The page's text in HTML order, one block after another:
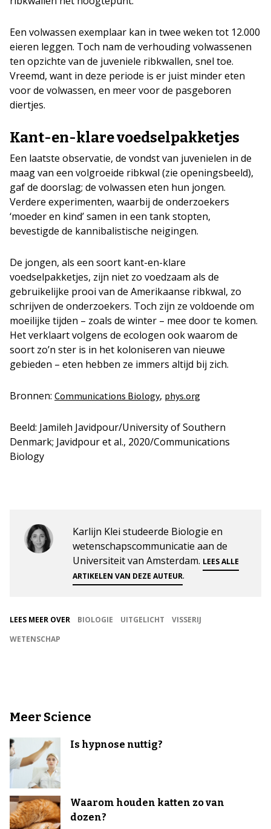
Een volwassen exemplaar kan in twee weken tot 12.000
eieren leggen. Toch nam de verhouding volwassenen
ten opzichte van de juveniele ribkwallen, snel toe.
Vreemd, want in deze periode is er juist minder eten
voor de volwassen, en meer voor de pasgeboren
diertjes.
Kant-en-klare voedselpakketjes
Een laatste observatie, de vondst van juvenielen in de
maag van een volgroeide ribkwal (zie openingsbeeld),
gaf de doorslag; de volwassen eten hun jongen.
Verdere experimenten, waarbij de onderzoekers
‘moeder en kind’ samen in een tank stopten,
bevestigde de kannibalistische neigingen.
De jongen, als een soort kant-en-klare
voedselpakketjes, zijn niet zo voedzaam als de
gebruikelijke prooi van de Amerikaanse ribkwal, zo
schrijven de onderzoekers. Toch zijn ze voldoende om
moeilijke tijden – zoals de winter – mee door te komen.
Het verklaart volgens de ecologen ook waarom de
soort zo’n ster is in het koloniseren van nieuwe
gebieden – eten hebben ze immers altijd bij zich.
Bronnen: Communications Biology, phys.org
Beeld: Jamileh Javidpour/University of Southern
Denmark; Javidpour et al., 2020/Communications
Biology
Karlijn Klei studeerde Biologie en
wetenschapscommunicatie aan de
Universiteit van Amsterdam. LEES ALLE
ARTIKELEN VAN DEZE AUTEUR.
LEES MEER OVER BIOLOGIE UITGELICHT
VISSERIJ
WETENSCHAP
Meer Science
Is hypnose nuttig?
Waarom houden katten zo van
dozen?